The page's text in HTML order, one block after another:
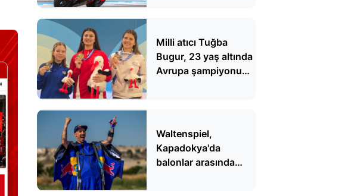
Milli atıcı Tuğba
Bugur, 23 yaş altında
Avrupa şampiyonu
Waltenspiel,
Kapadokya'da
balonlar arasında